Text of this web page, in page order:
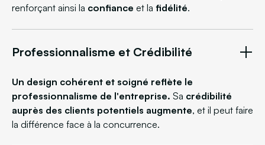
renforçant ainsi la confiance et la fidélité.
Professionnalisme et Crédibilité
Un design cohérent et soigné reflète le
professionnalisme de l'entreprise. Sa crédibilité
auprès des clients potentiels augmente, et il peut faire
la différence face à la concurrence.